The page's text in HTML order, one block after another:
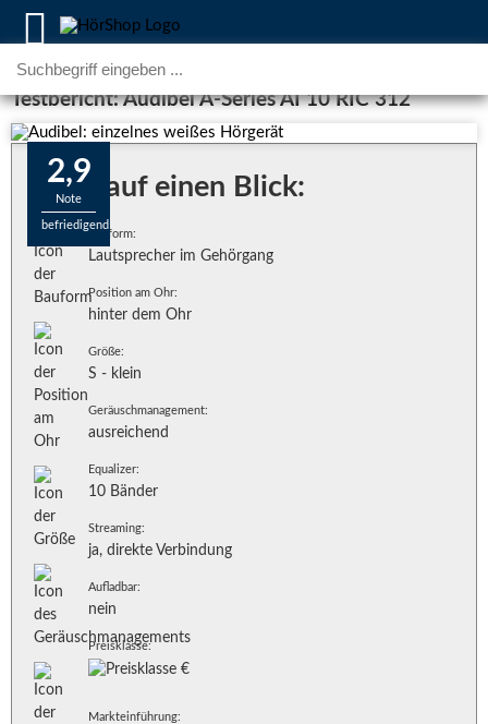
Testbericht: Audibel A-Series AI 10 RIC 312
2,9
Note
befriedigend
Alles auf einen Blick:
Bauform:
Lautsprecher im Gehörgang
Position am Ohr:
hinter dem Ohr
Größe:
S - klein
Geräuschmanagement:
ausreichend
Equalizer:
10 Bänder
Streaming:
ja, direkte Verbindung
Aufladbar:
nein
Preisklasse:
Markteinführung: